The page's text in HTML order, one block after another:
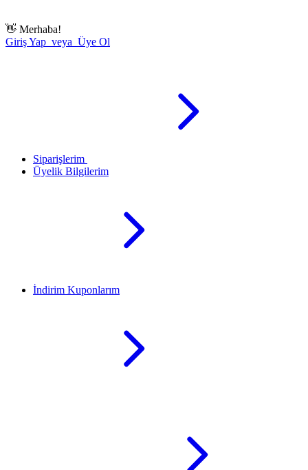
👋 Merhaba!
Giriş Yap veya Üye Ol
Siparişlerim
Üyelik Bilgilerim
İndirim Kuponlarım